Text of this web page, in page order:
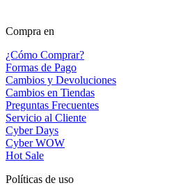
Compra en
¿Cómo Comprar?
Formas de Pago
Cambios y Devoluciones
Cambios en Tiendas
Preguntas Frecuentes
Servicio al Cliente
Cyber Days
Cyber WOW
Hot Sale
Políticas de uso